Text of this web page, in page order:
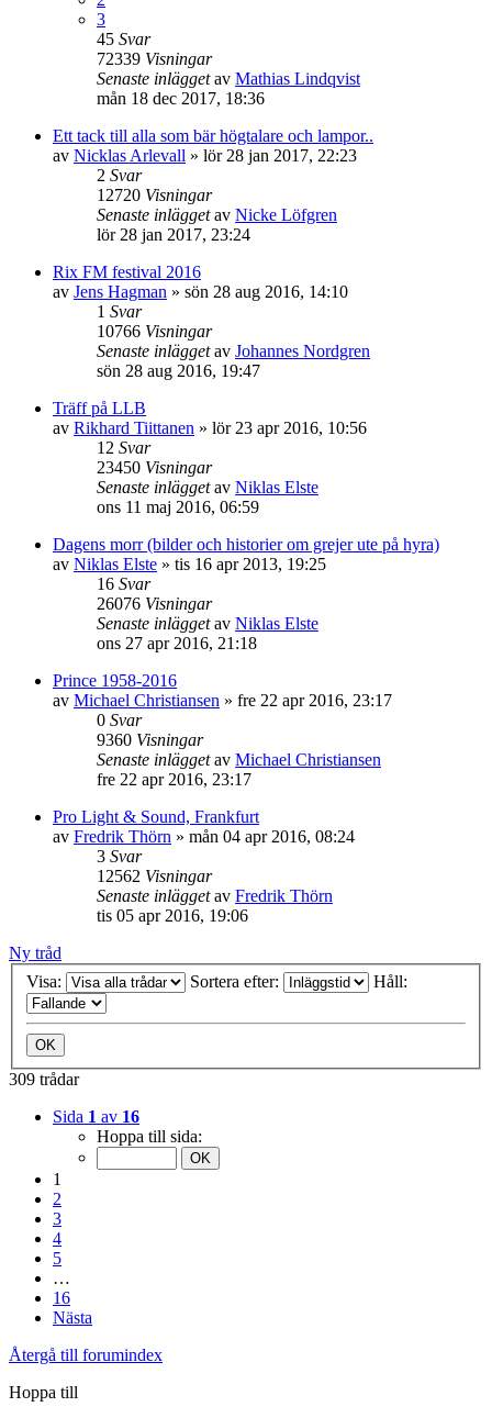
3
45 Svar
72339 Visningar
Senaste inläggetav Mathias Lindqvist
mån 18 dec 2017, 18:36
Ett tack till alla som bär högtalare och lampor..
av Nicklas Arlevall » lör 28 jan 2017, 22:23
2 Svar
12720 Visningar
Senaste inläggetav Nicke Löfgren
lör 28 jan 2017, 23:24
Rix FM festival 2016
av Jens Hagman » sön 28 aug 2016, 14:10
1 Svar
10766 Visningar
Senaste inläggetav Johannes Nordgren
sön 28 aug 2016, 19:47
Träff på LLB
av Rikhard Tiittanen » lör 23 apr 2016, 10:56
12 Svar
23450 Visningar
Senaste inläggetav Niklas Elste
ons 11 maj 2016, 06:59
Dagens morr (bilder och historier om grejer ute på hyra)
av Niklas Elste » tis 16 apr 2013, 19:25
16 Svar
26076 Visningar
Senaste inläggetav Niklas Elste
ons 27 apr 2016, 21:18
Prince 1958-2016
av Michael Christiansen » fre 22 apr 2016, 23:17
0 Svar
9360 Visningar
Senaste inläggetav Michael Christiansen
fre 22 apr 2016, 23:17
Pro Light & Sound, Frankfurt
av Fredrik Thörn » mån 04 apr 2016, 08:24
3 Svar
12562 Visningar
Senaste inläggetav Fredrik Thörn
tis 05 apr 2016, 19:06
Ny tråd
Visa:
Sortera efter: Håll:
309 trådar
Sida 1 av 16
Hoppa till sida:
1
2
3
4
5
…
16
Nästa
Återgå till forumindex
Hoppa till